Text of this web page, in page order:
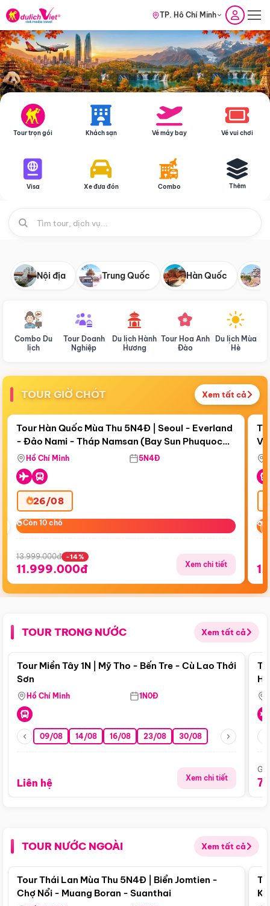
TP. Hồ Chí Minh
Tour trọn gói Khách sạn Vé máy bay Vé vui chơi
Visa Xe đưa đón Combo Thêm
Nội địa Trung Quốc Hàn Quốc
Combo Du
lịch
Tour Doanh
Nghiệp
Du lịch Hành
Hương
Tour Hoa Anh
Đào
Du lịch Mùa
Hè
TOUR GIỜ CHÓT Xem tất cả
Còn19 ngày 17:36:19
Điểm nổi bật
Tour Hàn Quốc Mùa Thu 5N4Đ | Seoul - Everland
- Đảo Nami - Tháp Namsan (Bay Sun Phuquoc
Airways)
Hồ Chí Minh 5N4Đ
26/08
Còn 10 chỗ
Còn 10 chỗ
13.999.000đ -14%
11.999.000đ Xem chi tiết
TOUR TRONG NƯỚC Xem tất cả
Điểm nổi bật
Tour Miền Tây 1N | Mỹ Tho - Bến Tre - Cù Lao Thới
Sơn
Hồ Chí Minh 1N0Đ
09/08 14/08 16/08 23/08 30/08
Liên hệ Xem chi tiết
TOUR NƯỚC NGOÀI Xem tất cả
Điểm nổi bật
Tour Thái Lan Mùa Thu 5N4Đ | Biển Jomtien -
Chợ Nổi - Muang Boran - Suanthai